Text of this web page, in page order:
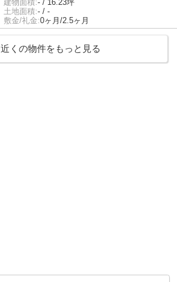
建物面積:- / 16.23坪
土地面積:- / -
敷金/礼金:0ヶ月/2.5ヶ月
近くの物件をもっと見る